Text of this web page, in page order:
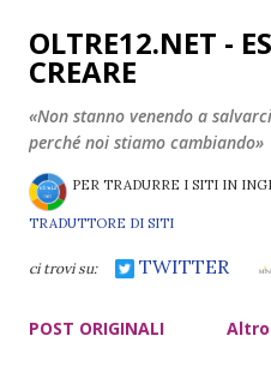
Passa ai
OLTRE12.NET -
CREARE
«Non stanno venendo a
perché noi stiamo cambiando»
PER TRADURRE I SITI IN
TRADUTTORE DI SITI
ci trovi su: TWITTER
POST ORIGINALI